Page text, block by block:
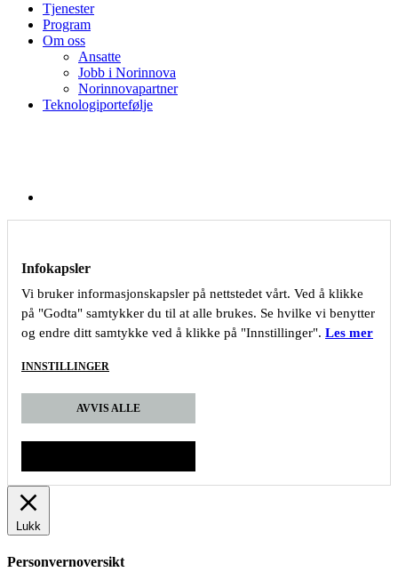
Tjenester
Program
Om oss
Ansatte
Jobb i Norinnova
Norinnovapartner
Teknologiportefølje
Infokapsler
Vi bruker informasjonskapsler på nettstedet vårt. Ved å klikke
på "Godta" samtykker du til at alle brukes. Se hvilke vi benytter
og endre ditt samtykke ved å klikke på "Innstillinger". Les mer
INNSTILLINGER
AVVIS ALLE
Lukk
Personvernoversikt